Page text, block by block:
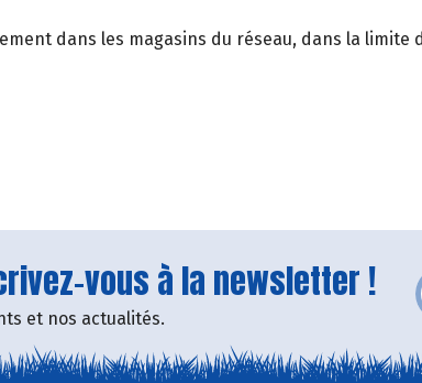
dans les magasins du réseau, dans la limite
vous à la newsletter !
et nos actualités.